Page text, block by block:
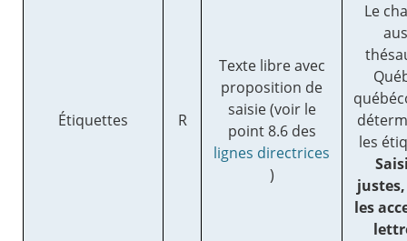
Étiquettes R
Texte libre avec
proposition de
saisie (voir le
point 8.6 des
lignes directrices
)
Le
les
les